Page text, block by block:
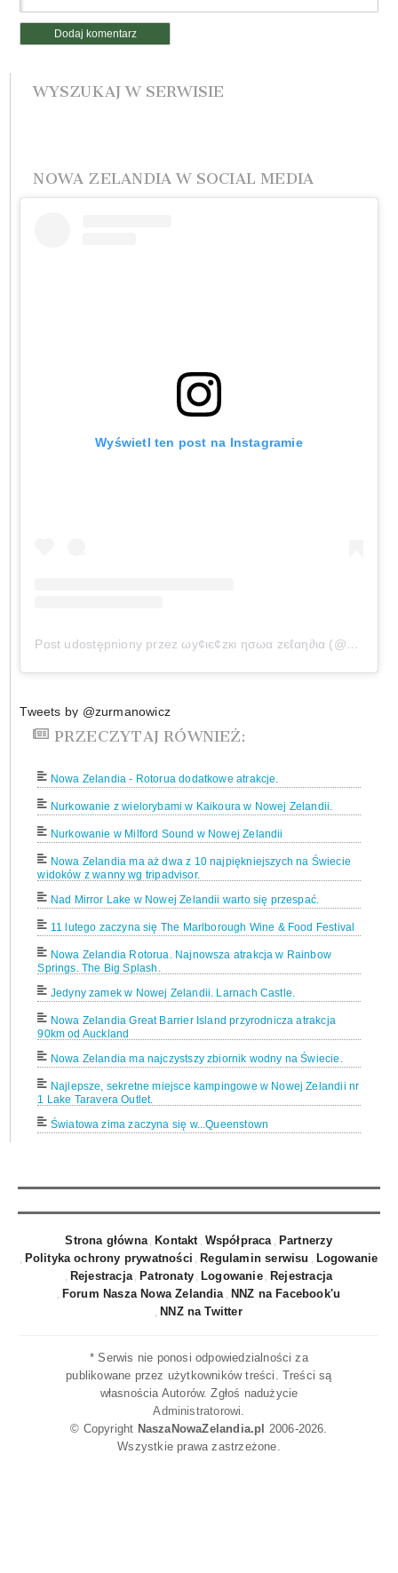
WYSZUKAJ W SERWISIE
NOWA ZELANDIA W SOCIAL MEDIA
Wyświetl ten post na Instagramie
Post udostępniony przez ωу¢ιє¢zкι ησωα zєℓαη∂ια (@wycieczkinowazelandia)
Tweets by @zurmanowicz
PRZECZYTAJ RÓWNIEŻ:
Nowa Zelandia - Rotorua dodatkowe atrakcje.
Nurkowanie z wielorybami w Kaikoura w Nowej Zelandii.
Nurkowanie w Milford Sound w Nowej Zelandii
Nowa Zelandia ma aż dwa z 10 najpiękniejszych na Świecie
widoków z wanny wg tripadvisor.
Nad Mirror Lake w Nowej Zelandii warto się przespać.
11 lutego zaczyna się The Marlborough Wine & Food Festival
Nowa Zelandia Rotorua. Najnowsza atrakcja w Rainbow
Springs. The Big Splash.
Jedyny zamek w Nowej Zelandii. Larnach Castle.
Nowa Zelandia Great Barrier Island przyrodnicza atrakcja
90km od Auckland
Nowa Zelandia ma najczystszy zbiornik wodny na Świecie.
Najlepsze, sekretne miejsce kampingowe w Nowej Zelandii nr
1 Lake Taravera Outlet.
Światowa zima zaczyna się w...Queenstown
Nowa jet boat atrakcja w Auckland
Nowy przewodnik Nowa Zelandia Lonely Planet 2010
Białe szaleństwo na Mount Ruapehu
Nowa Zelandia domem ZORBINGu
Nowa Zelandia krainą walecznego pstrąga potokowego
Wycieczki Nowa Zelandia: Pod żaglami Americass Cup Saling
Strona główna Kontakt Współpraca Partnerzy
Polityka ochrony prywatności
Regulamin serwisu
Logowanie
Rejestracja Patronaty Logowanie Rejestracja
Forum Nasza Nowa Zelandia NNZ na Facebook'u
NNZ na Twitter
* Serwis nie ponosi odpowiedzialności za
publikowane przez użytkowników treści. Treści są
własnościa Autorów. Zgłoś nadużycie
Administratorowi
© Copyright NaszaNowaZelandia.pl 2006-2026.
Wszystkie prawa zastrzeżone.